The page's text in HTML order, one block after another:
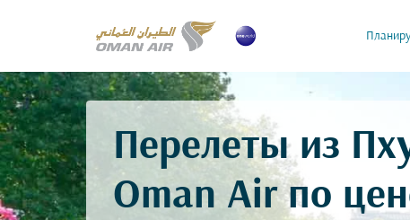
Перелеты из
Oman Air по